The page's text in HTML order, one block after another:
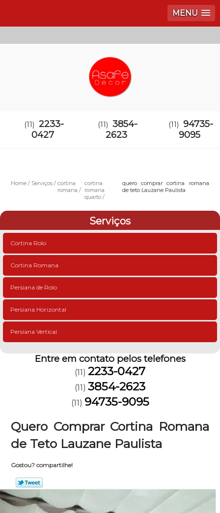
MENU
(11) 2233-
0427
(11) 3854-
2623
(11) 94735-
9095
Home Serviços
cortina
romana
cortina
romana
quarto
quero comprar cortina romana
de teto Lauzane Paulista
Serviços
Cortina Rolo
Cortina Romana
Persiana de Rolo
Persiana Horizontal
Persiana Vertical
Entre em contato pelos telefones
(11) 2233-0427
(11) 3854-2623
(11) 94735-9095
Quero Comprar Cortina Romana
de Teto Lauzane Paulista
Gostou? compartilhe!